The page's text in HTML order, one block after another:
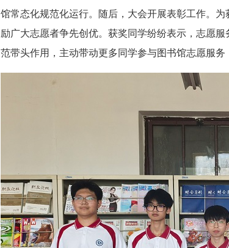
馆常态化规范化运行。随后，大会开展表彰工作。
励广大志愿者争先创优。获奖同学纷纷表示，志愿
范带头作用，主动带动更多同学参与图书馆志愿服务